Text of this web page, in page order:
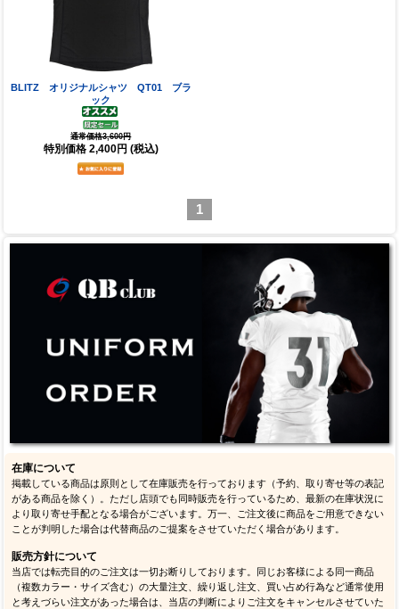
BLITZ オリジナルシャツ QT01 ブラ
ック
通常価格3,600円
特別価格 2,400円 (税込)
1
在庫について
掲載している商品は原則として在庫販売を行っております（予約、取り寄せ等の表記
がある商品を除く）。ただし店頭でも同時販売を行っているため、最新の在庫状況に
より取り寄せ手配となる場合がございます。万一、ご注文後に商品をご用意できない
ことが判明した場合は代替商品のご提案をさせていただく場合があります。
販売方針について
当店では転売目的のご注文は一切お断りしております。同じお客様による同一商品
（複数カラー・サイズ含む）の大量注文、繰り返し注文、買い占め行為など通常使用
と考えづらい注文があった場合は、当店の判断によりご注文をキャンセルさせていた